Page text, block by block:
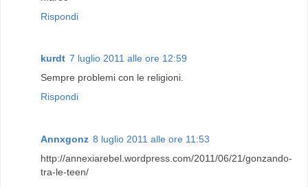
Rispondi
kurdt 7 luglio 2011 alle ore 12:59
Sempre problemi con le religioni.
Rispondi
Annxgonz 8 luglio 2011 alle ore 11:53
http://annexiarebel.wordpress.com/2011/06/21/gonzando-
tra-le-teen/